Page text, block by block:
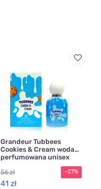
Grandeur Tubbees
Cookies & Cream woda
perfumowana unisex
56 zł
41 zł
-27%